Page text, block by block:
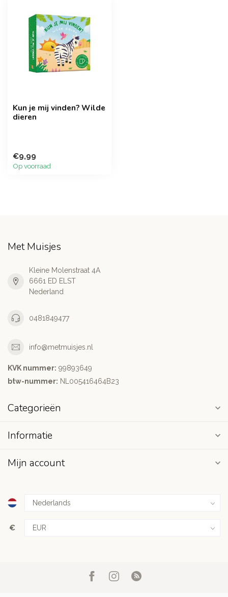
Kun je mij vinden? Wilde
dieren
€9,99
Op voorraad
Met Muisjes
Kleine Molenstraat 4A
6661 ED ELST
Nederland
0481849477
info@metmuisjes.nl
KVK nummer: 99893649
btw-nummer: NL005416464B23
Categorieën
Informatie
Mijn account
€